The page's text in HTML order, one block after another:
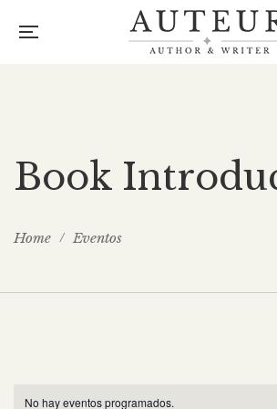
Book
Home Eventos
No hay eventos programados.